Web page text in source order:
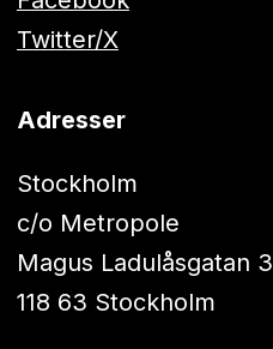
Twitter/X
Adresser
Stockholm
c/o Metropole
Magus Ladulåsgatan 3
118 63 Stockholm